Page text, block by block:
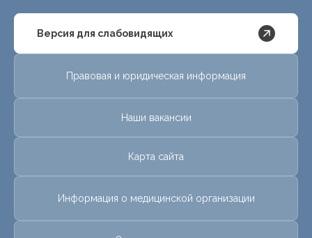
Версия для слабовидящих
Правовая и юридическая информация
Наши вакансии
Карта сайта
Информация о медицинской организации